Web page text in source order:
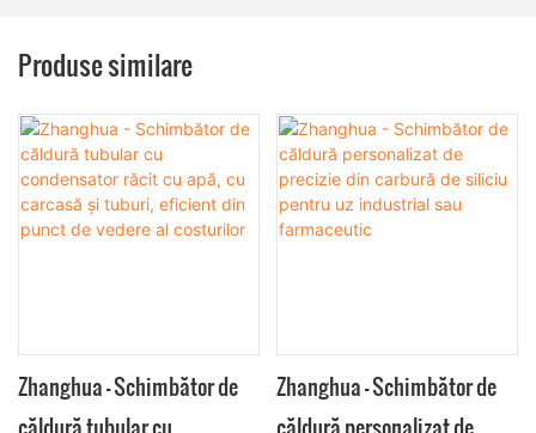
Produse similare
Zhanghua - Schimbător de
căldură tubular cu
Zhanghua - Schimbător de
căldură personalizat de